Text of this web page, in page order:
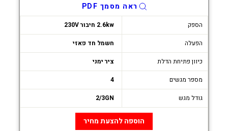
ראה מסמך PDF
הספק
2.6kw חיבור 230V
הפעלה
חשמל חד פאזי
כיוון פתיחת הדלת
ציר ימני
מספר מגשים
4
גודל מגש
2/3GN
הוספה להצעת מחיר